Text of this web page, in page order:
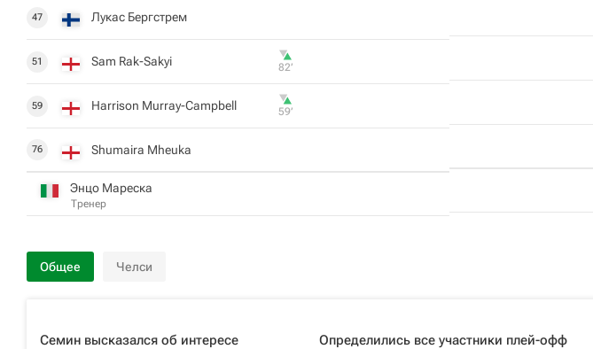
47 Лукас Бергстрем
51 Sam Rak-Sakyi 82‎’‎
59 Harrison Murray-Campbell 59‎’‎
76 Shumaira Mheuka
Энцо Мареска
Тренер
Общее Челси
Семин высказался об интересе
Определились все участники плей-офф